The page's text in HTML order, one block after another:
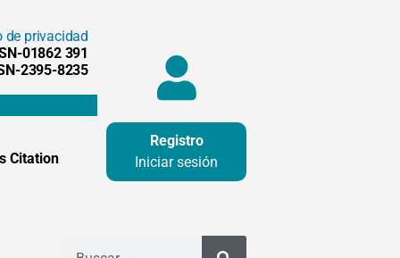
de privacidad
01862 391
2395-8235
Citation
Registro
Iniciar sesión